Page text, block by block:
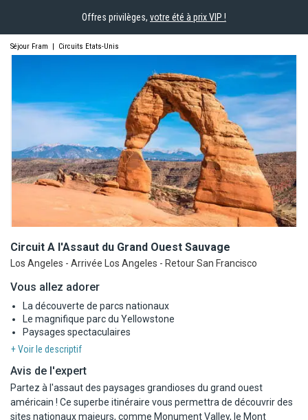
Offres privilèges, votre été à prix VIP !
Séjour Fram | Circuits Etats-Unis
Circuit A l'Assaut du Grand Ouest Sauvage
Los Angeles - Arrivée Los Angeles - Retour San Francisco
Vous allez adorer
La découverte de parcs nationaux
Le magnifique parc du Yellowstone
Paysages spectaculaires
+ Voir le descriptif
Avis de l'expert
Partez à l'assaut des paysages grandioses du grand ouest
américain ! Ce superbe itinéraire vous permettra de découvrir des
sites nationaux majeurs, comme Monument Valley, le Mont